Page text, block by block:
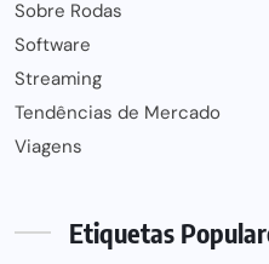
Sobre Rodas
Software
Streaming
Tendências de Mercado
Viagens
Etiquetas